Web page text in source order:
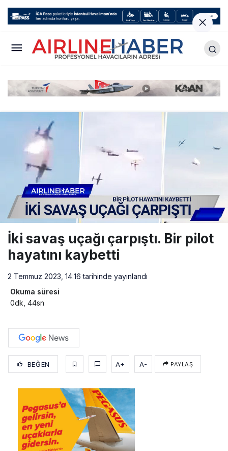
İki savaş uçağı çarpıştı. Bir pilot
hayatını kaybetti
2 Temmuz 2023, 14:16 tarihinde yayınlandı
Okuma süresi
0dk, 44sn
BEĞEN A+ A- PAYLAŞ